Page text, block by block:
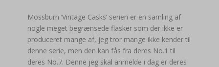
Mossburn ’Vintage Casks’ serien er en samling af
nogle meget begrænsede flasker som der ikke er
produceret mange af, jeg tror mange ikke kender til
denne serie, men den kan fås fra deres No.1 til
deres No.7. Denne jeg skal anmelde i dag er deres